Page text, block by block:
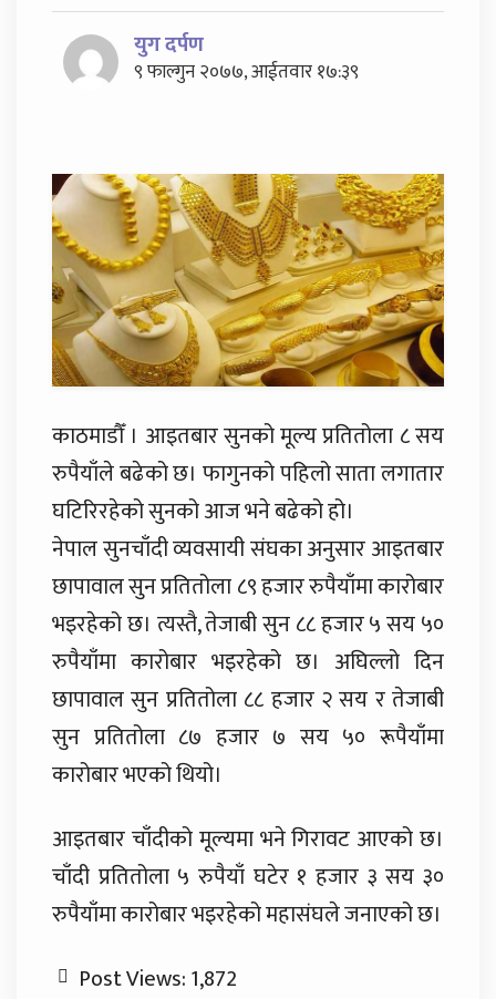
युग दर्पण
९ फाल्गुन २०७७, आईतवार १७:३९
काठमाडौँ । आइतबार सुनको मूल्य प्रतितोला ८ सय
रुपैयाँले बढेको छ। फागुनको पहिलो साता लगातार
घटिरिरहेको सुनको आज भने बढेको हो।
नेपाल सुनचाँदी व्यवसायी संघका अनुसार आइतबार
छापावाल सुन प्रतितोला ८९ हजार रुपैयाँमा कारोबार
भइरहेको छ। त्यस्तै, तेजाबी सुन ८८ हजार ५ सय ५०
रुपैयाँमा कारोबार भइरहेको छ। अघिल्लो दिन
छापावाल सुन प्रतितोला ८८ हजार २ सय र तेजाबी
सुन प्रतितोला ८७ हजार ७ सय ५० रूपैयाँमा
कारोबार भएको थियो।
आइतबार चाँदीको मूल्यमा भने गिरावट आएको छ।
चाँदी प्रतितोला ५ रुपैयाँ घटेर १ हजार ३ सय ३०
रुपैयाँमा कारोबार भइरहेको महासंघले जनाएको छ।
Post Views:1,872